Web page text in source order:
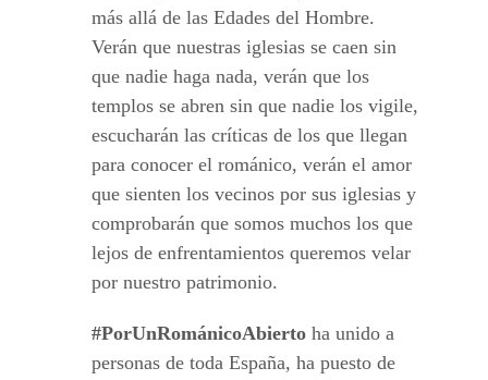
más allá de las Edades del Hombre.
Verán que nuestras iglesias se caen sin
que nadie haga nada, verán que los
templos se abren sin que nadie los vigile,
escucharán las críticas de los que llegan
para conocer el románico, verán el amor
que sienten los vecinos por sus iglesias y
comprobarán que somos muchos los que
lejos de enfrentamientos queremos velar
por nuestro patrimonio.
#PorUnRománicoAbierto ha unido a
personas de toda España, ha puesto de